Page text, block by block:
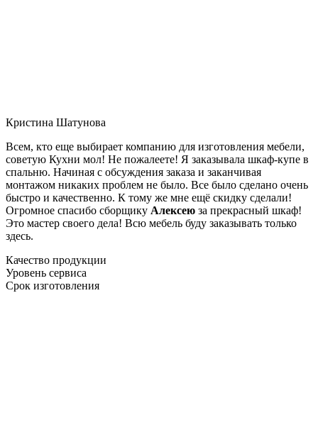
Кристина Шатунова
Всем, кто еще выбирает компанию для изготовления мебели,
советую Кухни мол! Не пожалеете! Я заказывала шкаф-купе в
спальню. Начиная с обсуждения заказа и заканчивая
монтажом никаких проблем не было. Все было сделано очень
быстро и качественно. К тому же мне ещё скидку сделали!
Огромное спасибо сборщику Алексею за прекрасный шкаф!
Это мастер своего дела! Всю мебель буду заказывать только
здесь.
Качество продукции
Уровень сервиса
Срок изготовления